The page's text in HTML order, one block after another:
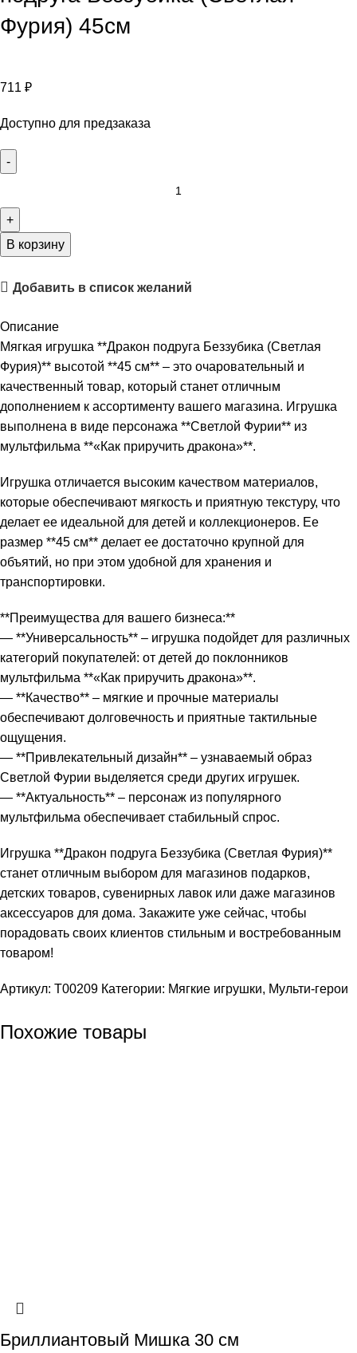
Фурия) 45см
711 ₽
Доступно для предзаказа
В корзину
Добавить в список желаний
Описание
Мягкая игрушка **Дракон подруга Беззубика (Светлая
Фурия)** высотой **45 см** – это очаровательный и
качественный товар, который станет отличным
дополнением к ассортименту вашего магазина. Игрушка
выполнена в виде персонажа **Светлой Фурии** из
мультфильма **«Как приручить дракона»**.
Игрушка отличается высоким качеством материалов,
которые обеспечивают мягкость и приятную текстуру, что
делает ее идеальной для детей и коллекционеров. Ее
размер **45 см** делает ее достаточно крупной для
объятий, но при этом удобной для хранения и
транспортировки.
**Преимущества для вашего бизнеса:**
— **Универсальность** – игрушка подойдет для различных
категорий покупателей: от детей до поклонников
мультфильма **«Как приручить дракона»**.
— **Качество** – мягкие и прочные материалы
обеспечивают долговечность и приятные тактильные
ощущения.
— **Привлекательный дизайн** – узнаваемый образ
Светлой Фурии выделяется среди других игрушек.
— **Актуальность** – персонаж из популярного
мультфильма обеспечивает стабильный спрос.
Игрушка **Дракон подруга Беззубика (Светлая Фурия)**
станет отличным выбором для магазинов подарков,
детских товаров, сувенирных лавок или даже магазинов
аксессуаров для дома. Закажите уже сейчас, чтобы
порадовать своих клиентов стильным и востребованным
товаром!
Артикул: T00209 Категории: Мягкие игрушки, Мульти-герои
Похожие товары
Бриллиантовый Мишка 30 см